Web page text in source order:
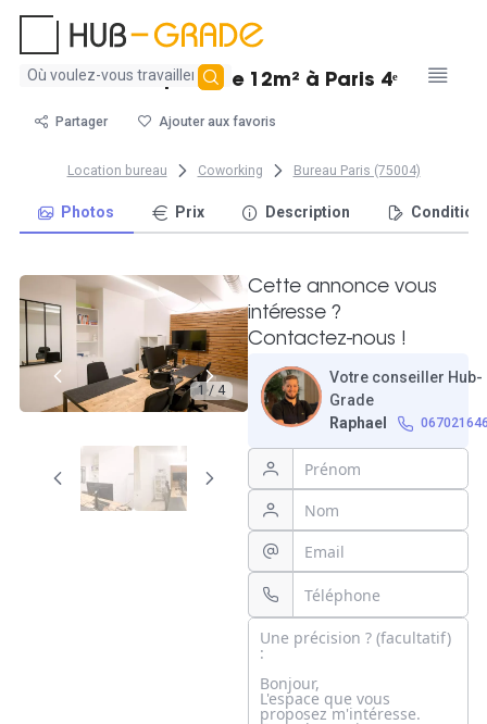
Aucun
trouvé
Bureau privé de 12m² à Paris 4ᵉ
Partager Ajouter aux favoris
Location bureau Coworking Bureau Paris (75004)
Photos Prix Description
1 / 4
Cette annonce vous
intéresse ?
Contactez-nous !
Votre conseiller Hub-
Grade
Raphael